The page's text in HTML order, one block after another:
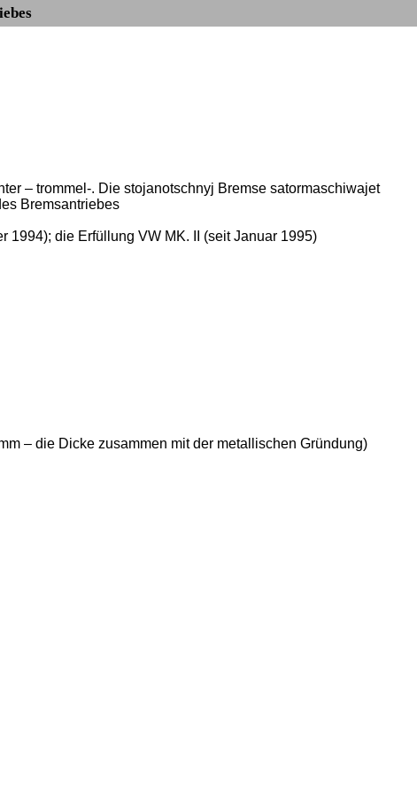
– trommel-. Die stojanotschnyj Bremse satormaschiwajet
Bremsantriebes
1994); die Erfüllung VW MK. II (seit Januar 1995)
– die Dicke zusammen mit der metallischen Gründung)